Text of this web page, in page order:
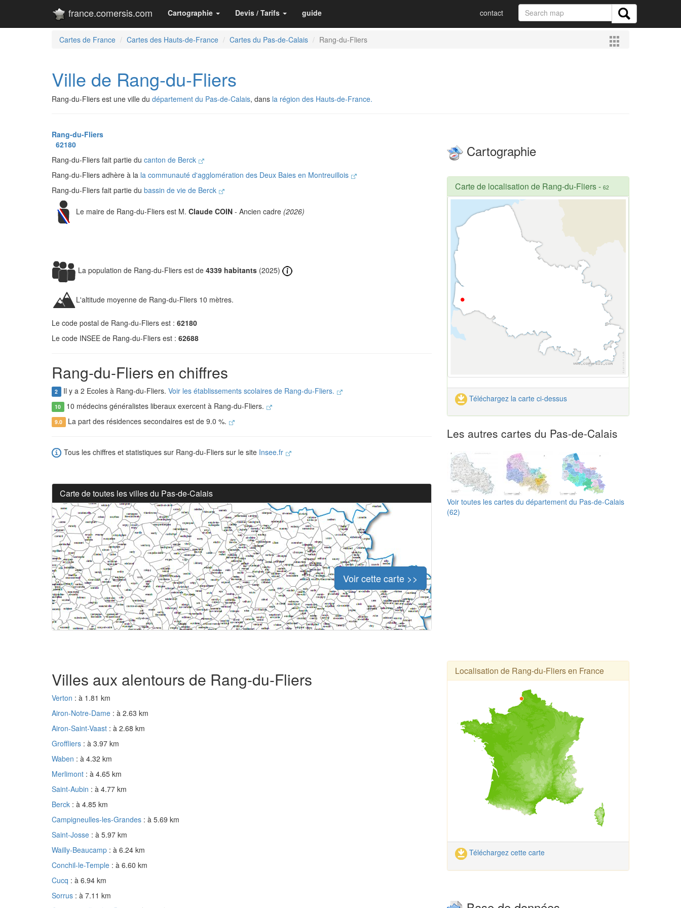
france.comersis.com Cartographie Devis / Tarifs guide contact
Cartes de France Cartes des Hauts-de-France Cartes du Pas-de-Calais Rang-du-Fliers
Ville de Rang-du-Fliers
Rang-du-Fliers est une ville du département du Pas-de-Calais, dans la région des Hauts-de-France.
Rang-du-Fliers
62180
Rang-du-Fliers fait partie du canton de Berck
Rang-du-Fliers adhère à la la communauté d'agglomération des Deux Baies en Montreuillois
Rang-du-Fliers fait partie du bassin de vie de Berck
Le maire de Rang-du-Fliers est M. Claude COIN - Ancien cadre (2026)
La population de Rang-du-Fliers est de 4339 habitants (2025)
L'altitude moyenne de Rang-du-Fliers 10 mètres.
Le code postal de Rang-du-Fliers est : 62180
Le code INSEE de Rang-du-Fliers est : 62688
Rang-du-Fliers en chiffres
2 Il y a 2 Ecoles à Rang-du-Fliers. Voir les établissements scolaires de Rang-du-Fliers.
10 10 médecins généralistes liberaux exercent à Rang-du-Fliers.
9.0 La part des résidences secondaires est de 9.0 %.
Tous les chiffres et statistiques sur Rang-du-Fliers sur le site Insee.fr
Carte de toutes les villes du Pas-de-Calais
Voir cette carte >>
Cartographie
Carte de localisation de Rang-du-Fliers- 62
Téléchargez la carte ci-dessus
Les autres cartes du Pas-de-Calais
Voir toutes les cartes du département du Pas-de-Calais
(62)
Villes aux alentours de Rang-du-Fliers
Verton : à 1.81 km
Airon-Notre-Dame : à 2.63 km
Airon-Saint-Vaast : à 2.68 km
Groffliers : à 3.97 km
Waben : à 4.32 km
Merlimont : à 4.65 km
Saint-Aubin : à 4.77 km
Berck : à 4.85 km
Campigneulles-les-Grandes : à 5.69 km
Saint-Josse : à 5.97 km
Wailly-Beaucamp : à 6.24 km
Conchil-le-Temple : à 6.60 km
Cucq : à 6.94 km
Sorrus : à 7.11 km
Localisation de Rang-du-Fliers en France
Téléchargez cette carte